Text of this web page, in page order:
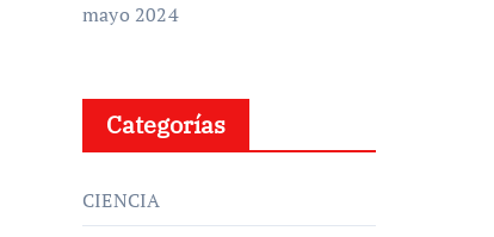
mayo 2024
Categorías
CIENCIA